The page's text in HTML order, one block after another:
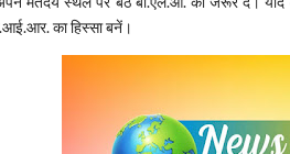
का हिस्सा बनें।